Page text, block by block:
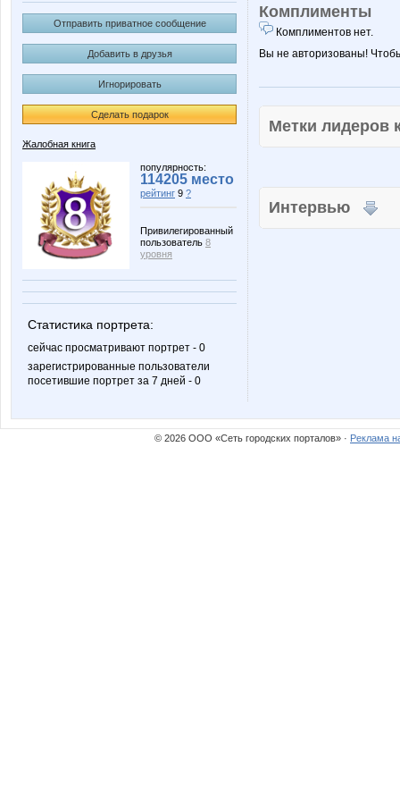
Отправить приватное сообщение
Добавить в друзья
Игнорировать
Сделать подарок
Жалобная книга
популярность:
114205 место
рейтинг 9 ?
Привилегированный
пользователь 8
уровня
Статистика портрета:
сейчас просматривают портрет - 0
зарегистрированные пользователи
посетившие портрет за 7 дней - 0
Комплименты
Комплиментов нет.
Вы не авторизованы!
Метки
Интервью
© 2026 ООО «Сеть городских порталов» · Реклама